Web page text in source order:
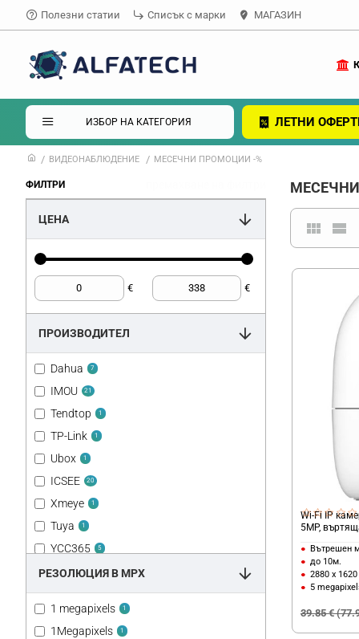
Полезни статии Списък с марки МАГАЗИН
ИЗБОР НА КАТЕГОРИЯ ЛЕТНИ
ВИДЕОНАБЛЮДЕНИЕ МЕСЕЧНИ ПРОМОЦИИ -%
ФИЛТРИ
ЦЕНА
€ €
ПРОИЗВОДИТЕЛ
Dahua 7
IMOU 21
Tendtop 1
TP-Link 1
Ubox 1
ICSEE 20
Xmeye 1
Tuya 1
YCC365 5
V380Pro 4
РЕЗОЛЮЦИЯ В MPX
1 megapixels 1
1Megapixels 1
Wi-Fi IP
5MP,
Вътрешен
до 10м.
2880 x 1620
5
39.85 €